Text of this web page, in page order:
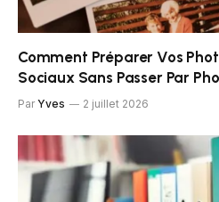
Comment Préparer Vos
Sociaux Sans Passer Par
Par Yves 2 juillet 2026